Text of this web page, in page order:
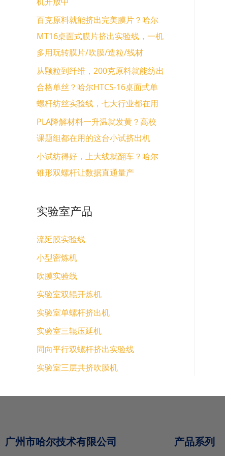
百克原料就能挤出完美膜片？哈尔
MT16桌面式膜片挤出实验线，一机
多用玩转膜片/吹膜/造粒/线材
从颗粒到纤维，200克原料就能纺出
合格单丝？哈尔HTCS-16桌面式单
螺杆纺丝实验线，七大行业都在用
PLA降解材料一升温就发黄？高校
课题组都在用的这台小试挤出机
小试纺得好，上大线就翻车？哈尔
锥形双螺杆让数据直通量产
实验室产品
流延膜实验线
小型密炼机
吹膜实验线
实验室双辊开炼机
实验室单螺杆挤出机
实验室三辊压延机
同向平行双螺杆挤出实验线
实验室三层共挤吹膜机
广州市哈尔技术有限公司
产品系列